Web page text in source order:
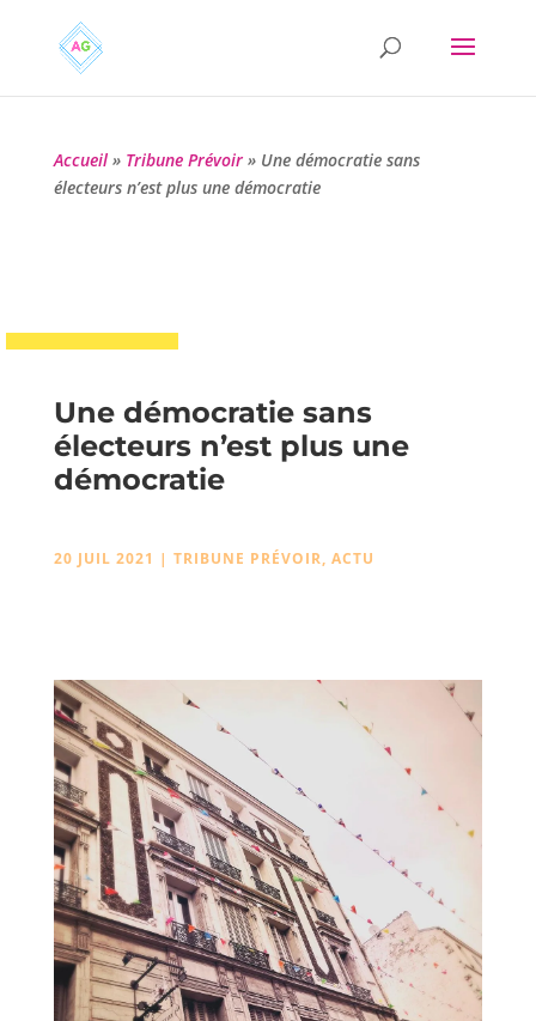
Accueil» Tribune Prévoir» Une démocratie sans
électeurs n’est plus une démocratie
Une démocratie sans
électeurs n’est plus une
démocratie
20 JUIL 2021 | TRIBUNE PRÉVOIR, ACTU